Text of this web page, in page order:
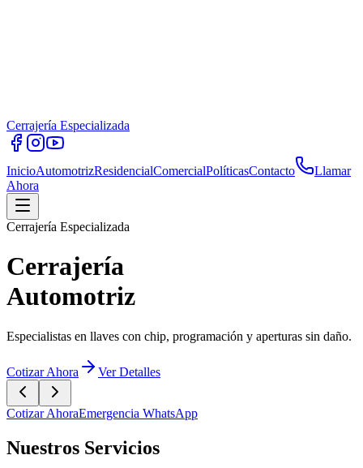
Cerrajería Especializada
InicioAutomotrizResidencialComercialPolíticasContacto
Llamar
Ahora
Cerrajería Especializada
Cerrajería
Automotriz
Especialistas en llaves con chip, programación y aperturas sin daño.
Cotizar Ahora Ver Detalles
Cotizar AhoraEmergencia WhatsApp
Nuestros Servicios